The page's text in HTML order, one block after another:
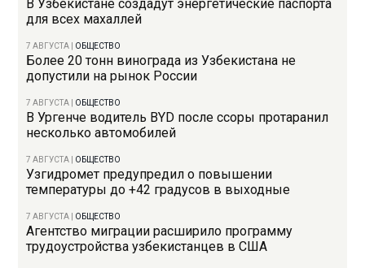
В Узбекистане создадут энергетические паспорта
для всех махаллей
7 АВГУСТА ОБЩЕСТВО
Более 20 тонн винограда из Узбекистана не
допустили на рынок России
7 АВГУСТА ОБЩЕСТВО
В Ургенче водитель BYD после ссоры протаранил
несколько автомобилей
7 АВГУСТА ОБЩЕСТВО
Узгидромет предупредил о повышении
температуры до +42 градусов в выходные
7 АВГУСТА ОБЩЕСТВО
Агентство миграции расширило программу
трудоустройства узбекистанцев в США